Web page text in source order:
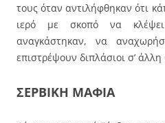
τους όταν αντιλήφθηκαν ότι
ιερό με σκοπό να
αναγκάστηκαν, να
επιστρέψουν διπλάσιοι σ’ άλλη
ΣΕΡΒΙΚΗ ΜΑΦΙΑ